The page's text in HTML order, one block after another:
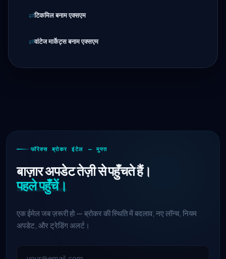
टिकमिल बनाम एक्सएम
वांटेज मार्केट्स बनाम एक्सएम
फॉरेक्स ब्रोकर इंटेल — मुफ्त
बाज़ार अपडेट तेज़ी से पहुँचते हैं।
पहले पहुँचें।
एक ईमेल जब ज़रूरी हो — ब्रोकर की स्थिति में बदलाव, नए लॉन्च, नियम
अपडेट, और ट्रेडिंग अलर्ट।